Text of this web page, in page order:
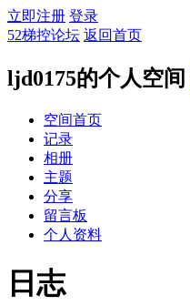
立即注册 登录
52梯控论坛 返回首页
ljd0175的个人空间
空间首页
记录
相册
主题
分享
留言板
个人资料
日志